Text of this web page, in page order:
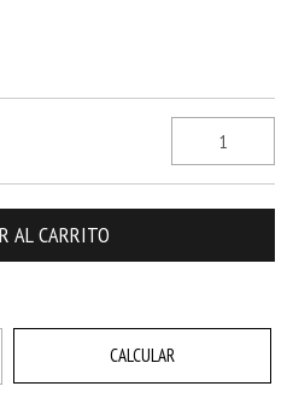
CALCULAR